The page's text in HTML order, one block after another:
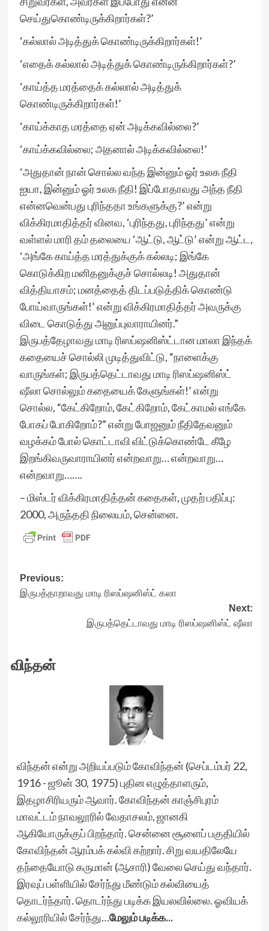
செய்துகொண்டிருக்கிறார்கள்?’
‘கல்லால் அடித்துக் கொண்டிருக்கிறார்கள்!’
‘எதைக் கல்லால் அடித்துக் கொண்டிருக்கிறார்கள்?’
‘காய்த்த மரத்தைக் கல்லால் அடித்துக்
கொண்டிருக்கிறார்கள்!’
‘காய்க்காத மரத்தை ஏன் அடிக்கவில்லை?’
‘காய்க்கவில்லை; அதனால் அடிக்கவில்லை!’
‘அதுதான் நான் சொல்ல வந்த இன்னும் ஓர் உலக நீதி
ஐயா, இன்னும் ஓர் உலக நீதி! இப்போதாவது அந்த நீதி
என்னவென்பது புரிந்ததா உங்களுக்கு?’ என்று
விக்கிரமாதித்தர் வினவ, ‘புரிந்தது, புரிந்தது’ என்று
வள்ளல் மாரி தம் தலையை ‘ஆட்டு, ஆட்டு’ என்று ஆட்ட,
‘அங்கே காய்த்த மரத்துக்குக் கல்லடி; இங்கே
கொடுக்கிற மனிதனுக்குச் சொல்லடி! அதுதான்
வித்தியாசம்; மனத்தைத் திடப்படுத்திக் கொண்டு
போய்வாருங்கள்!’ என்று விக்கிரமாதித்தர் அவருக்கு
விடை கொடுத்து அனுப்புவாராயினர்.”
இருபத்தேழாவது மாடி ரிஸப்ஷனிஸ்ட்டான மாலா இந்தக்
கதையைச் சொல்லி முடித்துவிட்டு, “நாளைக்கு
வாருங்கள்; இருபத்தெட்டாவது மாடி ரிஸப்ஷனிஸ்ட்
ஷீலா சொல்லும் கதையைக் கேளுங்கள்!’ என்று
சொல்ல, “கேட்கிறோம், கேட்கிறோம், கேட்காமல் எங்கே
போகப் போகிறோம்?” என்று போஜனும் நீதிதேவனும்
வழக்கம் போல் கொட்டாவி விட்டுக்கொண்டே கீழே
இறங்கிவருவாராயினர் என்றவாறு… என்றவாறு…
என்றவாறு…….
– மிஸ்டர் விக்கிரமாதித்தன் கதைகள், முதற் பதிப்பு:
2000, அருந்ததி நிலையம், சென்னை.
Post
navigation
Previous:
இருபத்தாறாவது மாடி ரிஸப்ஷனிஸ்ட் கலா
Next:
இருபத்தெட்டாவது மாடி ரிஸப்ஷனிஸ்ட் ஷீலா
விந்தன்
விந்தன் என்று அறியப்படும் கோவிந்தன் (செப்டம்பர் 22,
1916 - ஜூன் 30, 1975) புதின எழுத்தாளரும்,
இதழாசிரியரும் ஆவார். கோவிந்தன் காஞ்சிபுரம்
மாவட்டம் நாவலூரில் வேதாசலம், ஜானகி
ஆகியோருக்குப் பிறந்தார். சென்னை சூளைப் பகுதியில்
கோவிந்தன் ஆரம்பக் கல்வி கற்றார். சிறு வயதிலேயே
தந்தையோடு கருமான் (ஆசாரி) வேலை செய்து வந்தார்.
இரவுப் பள்ளியில் சேர்ந்து மீண்டும் கல்வியைத்
தொடர்ந்தார். தொடர்ந்து படிக்க இயலவில்லை. ஓவியக்
கல்லூரியில் சேர்ந்து…மேலும் படிக்க...